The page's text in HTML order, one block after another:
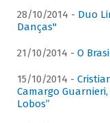
28/10/2014 - Duo
Danças"
21/10/2014 - O
15/10/2014 -
Camargo
Lobos”